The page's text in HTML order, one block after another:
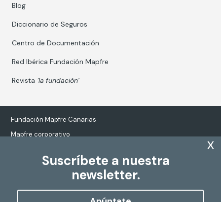
Suscríbete a nuestra
newsletter.
x
Blog
Diccionario de Seguros
Centro de Documentación
Red Ibérica Fundación Mapfre
Revista ‘la fundación’
Fundación Mapfre Canarias
Mapfre corporativo
Tratamiento de datos personales
Política de Cookies